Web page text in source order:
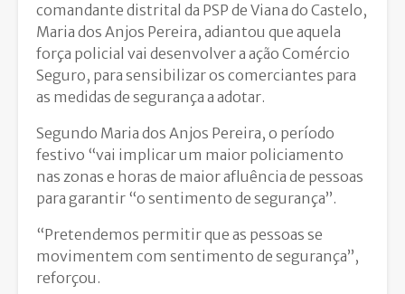
comandante distrital da PSP de Viana do Castelo,
Maria dos Anjos Pereira, adiantou que aquela
força policial vai desenvolver a ação Comércio
Seguro, para sensibilizar os comerciantes para
as medidas de segurança a adotar.
Segundo Maria dos Anjos Pereira, o período
festivo “vai implicar um maior policiamento
nas zonas e horas de maior afluência de pessoas
para garantir “o sentimento de segurança”.
“Pretendemos permitir que as pessoas se
movimentem com sentimento de segurança”,
reforçou.